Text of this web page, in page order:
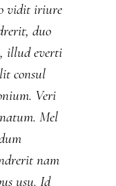
vidit iriure
duo
illud everti
consul
Veri
Mel
nam
usu. Id